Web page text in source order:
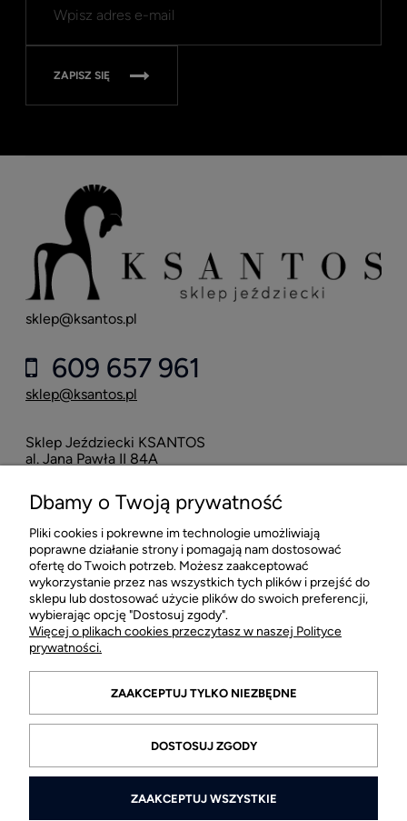
ZAPISZ SIĘ
sklep@ksantos.pl
609 657 961
sklep@ksantos.pl
Sklep Jeździecki KSANTOS
al. Jana Pawła II 84A
POMOC
MOJE KONTO
PŁATNOŚCI I DOSTAWA
INFORMACJE
Dbamy o Twoją prywatność
Pliki cookies i pokrewne im technologie umożliwiają
poprawne działanie strony i pomagają nam dostosować
ofertę do Twoich potrzeb. Możesz zaakceptować
wykorzystanie przez nas wszystkich tych plików i przejść do
sklepu lub dostosować użycie plików do swoich preferencji,
wybierając opcję "Dostosuj zgody".
Więcej o plikach cookies przeczytasz w naszej Polityce
prywatności.
ZAAKCEPTUJ TYLKO NIEZBĘDNE
DOSTOSUJ ZGODY
ZAAKCEPTUJ WSZYSTKIE